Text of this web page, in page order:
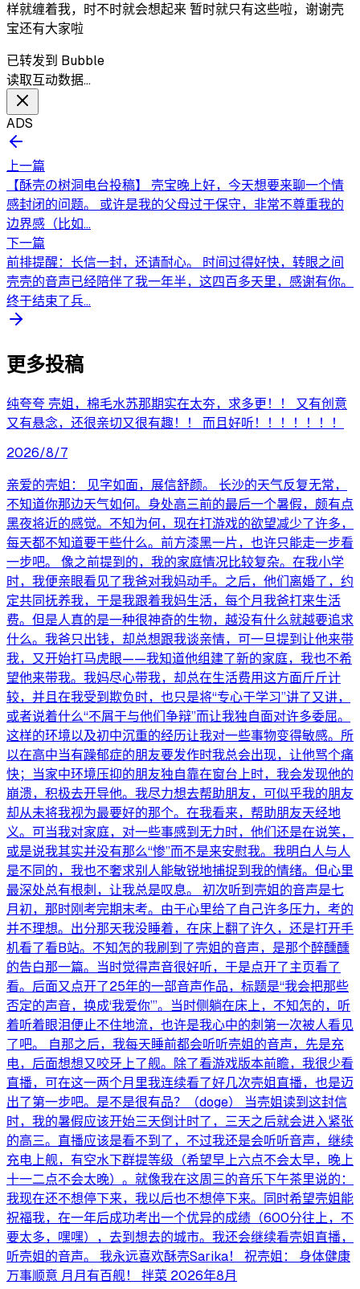
样就缠着我，时不时就会想起来 暂时就只有这些啦，谢谢壳
宝还有大家啦
已转发到 Bubble
读取互动数据…
ADS
上一篇
【酥壳の树洞电台投稿】 壳宝晚上好，今天想要来聊一个情
感封闭的问题。 或许是我的父母过于保守，非常不尊重我的
边界感（比如...
下一篇
前排提醒：长信一封，还请耐心。 时间过得好快，转眼之间
壳壳的音声已经陪伴了我一年半，这四百多天里，感谢有你。
终于结束了兵...
更多投稿
纯夸夸 壳姐，棉毛水苏那期实在太夯，求多更！！ 又有创意
又有悬念，还很亲切又很有趣！！ 而且好听！！！！！！！
2026/8/7
亲爱的壳姐： 见字如面，展信舒颜。 长沙的天气反复无常，
不知道你那边天气如何。身处高三前的最后一个暑假，颇有点
黑夜将近的感觉。不知为何，现在打游戏的欲望减少了许多，
每天都不知道要干些什么。前方漆黑一片，也许只能走一步看
一步吧。 像之前提到的，我的家庭情况比较复杂。在我小学
时，我便亲眼看见了我爸对我妈动手。之后，他们离婚了，约
定共同抚养我，于是我跟着我妈生活，每个月我爸打来生活
费。但是人真的是一种很神奇的生物，越没有什么就越要追求
什么。我爸只出钱，却总想跟我谈亲情，可一旦提到让他来带
我，又开始打马虎眼——我知道他组建了新的家庭，我也不希
望他来带我。我妈尽心带我，却总在生活费用这方面斤斤计
较，并且在我受到欺负时，也只是将“专心于学习”讲了又讲，
或者说着什么“不屑于与他们争辩”而让我独自面对许多委屈。
这样的环境以及初中沉重的经历让我对一些事物变得敏感。所
以在高中当有躁郁症的朋友要发作时我总会出现，让他骂个痛
快；当家中环境压抑的朋友独自靠在窗台上时，我会发现他的
崩溃，积极去开导他。我尽力想去帮助朋友，可似乎我的朋友
却从未将我视为最要好的那个。在我看来，帮助朋友天经地
义。可当我对家庭，对一些事感到无力时，他们还是在说笑，
或是说我其实并没有那么“惨”而不是来安慰我。我明白人与人
是不同的，我也不奢求别人能敏锐地捕捉到我的情绪。但心里
最深处总有根刺，让我总是叹息。 初次听到壳姐的音声是七
月初，那时刚考完期末考。由于心里给了自己许多压力，考的
并不理想。出分那天我没睡着，在床上翻了许久，还是打开手
机看了看B站。不知怎的我刷到了壳姐的音声，是那个醉醺醺
的告白那一篇。当时觉得声音很好听，于是点开了主页看了
看。后面又点开了25年的一部音声作品，标题是“我会把那些
否定的声音，换成‘我爱你’”。当时侧躺在床上，不知怎的，听
着听着眼泪便止不住地流，也许是我心中的刺第一次被人看见
了吧。 自那之后，我每天睡前都会听听壳姐的音声，先是充
电，后面想想又咬牙上了舰。除了看游戏版本前瞻，我很少看
直播，可在这一两个月里我连续看了好几次壳姐直播，也是迈
出了第一步吧。是不是很有品？（doge） 当壳姐读到这封信
时，我的暑假应该开始三天倒计时了，三天之后就会进入紧张
的高三。直播应该是看不到了，不过我还是会听听音声，继续
充电上舰，有空水下群提等级（希望早上六点不会太早，晚上
十一二点不会太晚）。就像我在这周三的音乐下午茶里说的：
我现在还不想停下来，我以后也不想停下来。同时希望壳姐能
祝福我，在一年后成功考出一个优异的成绩（600分往上，不
要太多，嘿嘿），去到想去的城市。我还会继续看壳姐直播，
听壳姐的音声。 我永远喜欢酥壳Sarika！ 祝壳姐： 身体健康
万事顺意 月月有百舰！ 拌菜 2026年8月